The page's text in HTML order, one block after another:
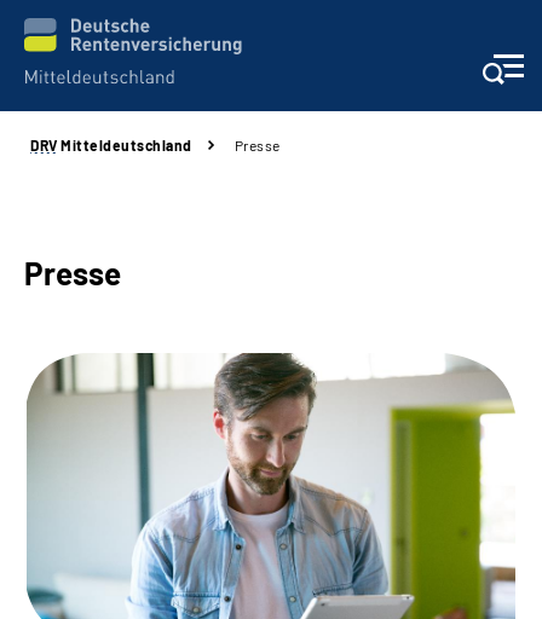
Aktuelles
Karriere
Online-Services
DRV Mitteldeutschland Presse
Presse